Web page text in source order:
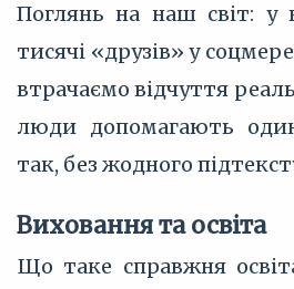
Поглянь на наш світ: у
тисячі «друзів» у
втрачаємо відчуття
люди допомагають
так, без жодного
Виховання та освіта
Що таке справжня